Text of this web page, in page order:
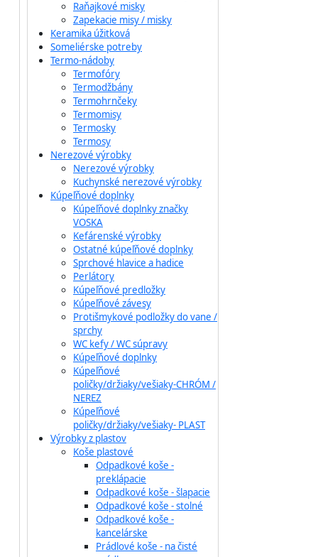
Raňajkové misky
Zapekacie misy / misky
Keramika úžitková
Someliérske potreby
Termo-nádoby
Termofóry
Termodžbány
Termohrnčeky
Termomisy
Termosky
Termosy
Nerezové výrobky
Nerezové výrobky
Kuchynské nerezové výrobky
Kúpeľňové doplnky
Kúpeľňové doplnky značky
VOSKA
Kefárenské výrobky
Ostatné kúpeľňové doplnky
Sprchové hlavice a hadice
Perlátory
Kúpeľňové predložky
Kúpeľňové závesy
Protišmykové podložky do vane /
sprchy
WC kefy / WC súpravy
Kúpeľňové doplnky
Kúpeľňové
poličky/držiaky/vešiaky-CHRÓM /
NEREZ
Kúpeľňové
poličky/držiaky/vešiaky- PLAST
Výrobky z plastov
Koše plastové
Odpadkové koše -
preklápacie
Odpadkové koše - šlapacie
Odpadkové koše - stolné
Odpadkové koše -
kancelárske
Prádlové koše - na čisté